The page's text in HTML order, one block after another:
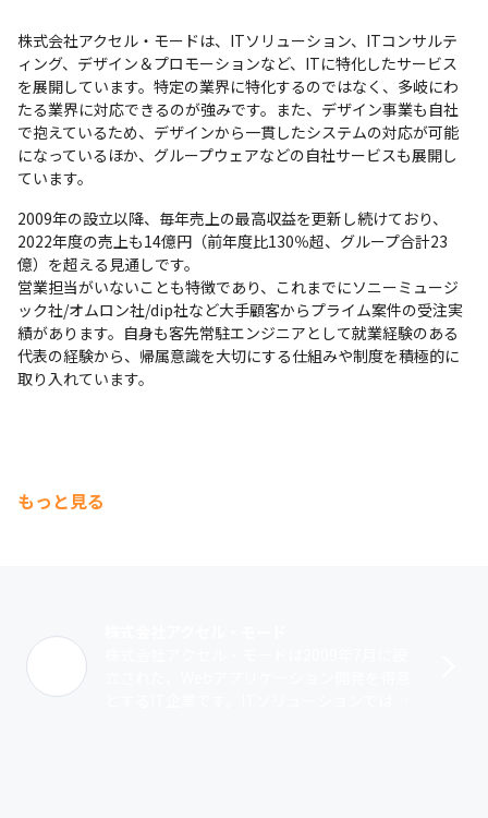
株式会社アクセル・モードは、ITソリューション、ITコンサルテ
ィング、デザイン＆プロモーションなど、ITに特化したサービス
を展開しています。特定の業界に特化するのではなく、多岐にわ
たる業界に対応できるのが強みです。また、デザイン事業も自社
で抱えているため、デザインから一貫したシステムの対応が可能
になっているほか、グループウェアなどの自社サービスも展開し
ています。
2009年の設立以降、毎年売上の最高収益を更新し続けており、
2022年度の売上も14億円（前年度比130％超、グループ合計23
億）を超える見通しです。
営業担当がいないことも特徴であり、これまでにソニーミュージ
ック社/オムロン社/dip社など大手顧客からプライム案件の受注実
績があります。自身も客先常駐エンジニアとして就業経験のある
代表の経験から、帰属意識を大切にする仕組みや制度を積極的に
取り入れています。
もっと見る